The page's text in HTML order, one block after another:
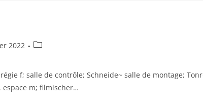
2022
Beitrags-
f; salle de contrôle; Schneide~ salle de montage;
m; filmischer…